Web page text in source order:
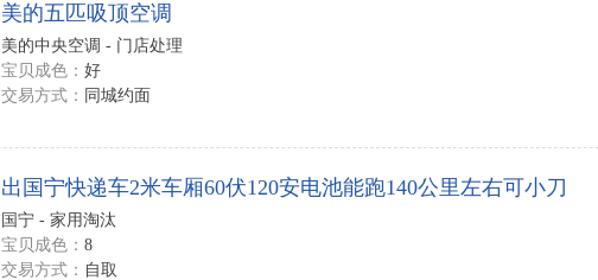
美的五匹吸顶空调
美的中央空调 - 门店处理
宝贝成色： 好
交易方式： 同城约面
出国宁快递车2米车厢60伏120安电池能跑140公里左右可小刀
国宁 - 家用淘汰
宝贝成色： 8
交易方式： 自取